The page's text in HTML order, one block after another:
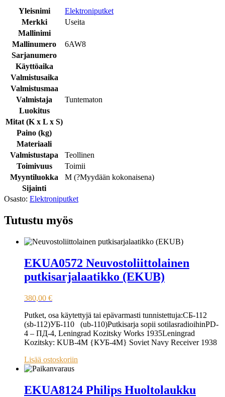
Yleisnimi
Elektroniputket
Merkki
Useita
Mallinimi
Mallinumero
6AW8
Sarjanumero
Käyttöaika
Valmistusaika
Valmistusmaa
Valmistaja
Tuntematon
Luokitus
Mitat (K x L x S)
Paino (kg)
Materiaali
Valmistustapa
Teollinen
Toimivuus
Toimii
Myyntiluokka
M (?Myydään kokonaisena)
Sijainti
Osasto: Elektroniputket
Tutustu myös
EKUA0572 Neuvostoliittolainen
putkisarjalaatikko (EKUB)
380,00 €
Putket, osa käytettyjä tai epävarmasti tunnistettuja:СБ-112
(sb-112)УБ-110 (ub-110)Putkisarja sopii sotilasradioihinPD-
4 – ПД-4, Leningrad Kozitsky Works 1935Leningrad
Kozitsky: KUB-4M {КУБ-4М} Soviet Navy Receiver 1938
Lisää ostoskoriin
EKUA8124 Philips Huoltolaukku